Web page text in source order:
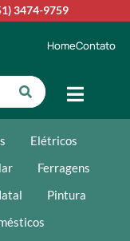
3474-9759
HomeContato
Elétricos
Ferragens
Pintura